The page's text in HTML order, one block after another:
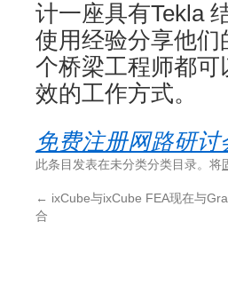
计一座具有Tekla
使用经验分享他
个桥梁工程师都
效的工作方式。
免费注册网路研
此条目发表在未分类分类目录。将
← ixCube与ixCube FEA现在与
合